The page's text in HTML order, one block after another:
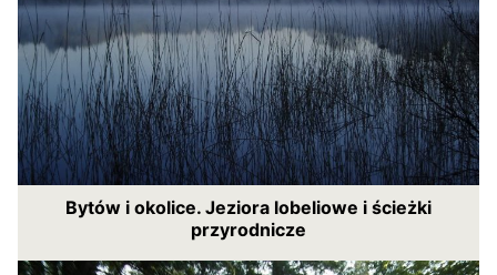
Bytów i okolice. Jeziora lobeliowe i ścieżki
przyrodnicze